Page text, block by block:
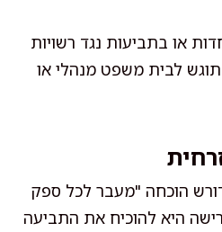
או בתביעות נגד רשויות
לבית משפט מנהלי או
הוכחה "מעבר לכל ספק
היא להוכיח את התביעה